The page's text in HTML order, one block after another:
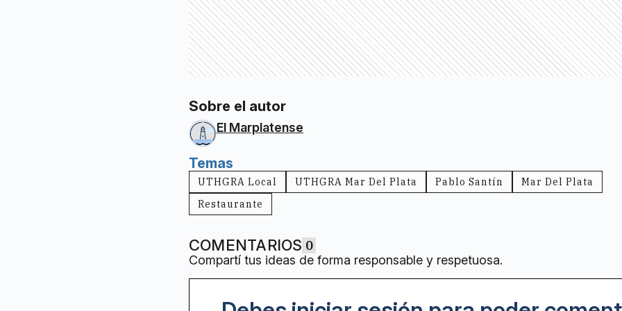
Sobre el autor
El Marplatense
Temas
UTHGRA Local UTHGRA Mar Del Plata Pablo Santín
Mar Del Plata
Restaurante
COMENTARIOS 0
Compartí tus ideas de forma responsable y respetuosa.